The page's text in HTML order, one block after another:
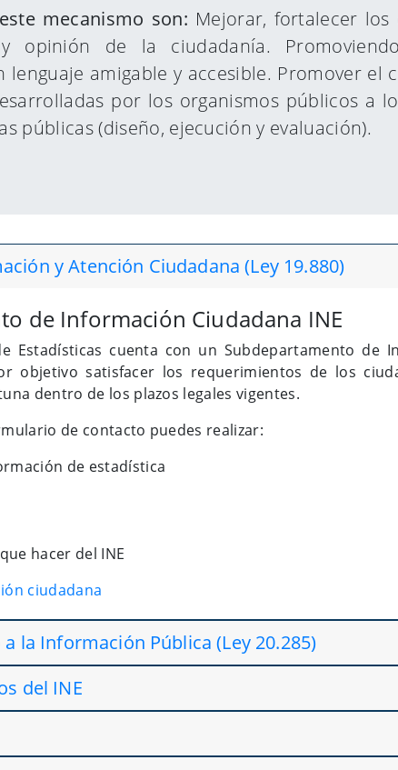
mecanismo son: Mejorar, fortalecer los
opinión de la ciudadanía.
lenguaje amigable y accesible. Promover el
por los organismos públicos a
públicas (diseño, ejecución y evaluación).
y Atención Ciudadana (Ley 19.880)
de Información Ciudadana INE
Estadísticas cuenta con un Subdepartamento de
objetivo satisfacer los requerimientos de los
dentro de los plazos legales vigentes.
de contacto puedes realizar:
de estadística
hacer del INE
ciudadana
la Información Pública (Ley 20.285)
del INE